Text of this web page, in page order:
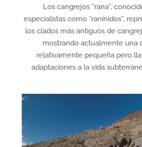
Los cangrejos “rana”,
especialistas como “ranínidos”,
los clados más antiguos de
mostrando actualmente una
relativamente pequeña pero
adaptaciones a la vida